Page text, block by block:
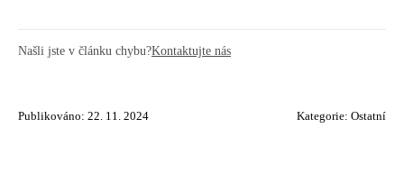
Našli jste v článku chybu?Kontaktujte nás
Publikováno: 22. 11. 2024 Kategorie: Ostatní